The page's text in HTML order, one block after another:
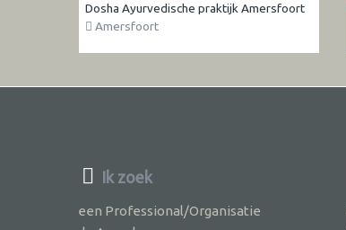
Dosha Ayurvedische praktijk Amersfoort
Amersfoort
Ik zoek
een Professional/Organisatie